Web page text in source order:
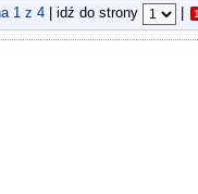
1z 4| idź do strony 1